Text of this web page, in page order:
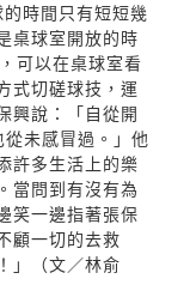
時間只有短短幾
桌球室開放的時
可以在桌球室看
式切磋球技，運
興說：「自從開
未感冒過。」他
許多生活上的樂
當問到有沒有為
笑一邊指著張保
顧一切的去救
」（文／林俞